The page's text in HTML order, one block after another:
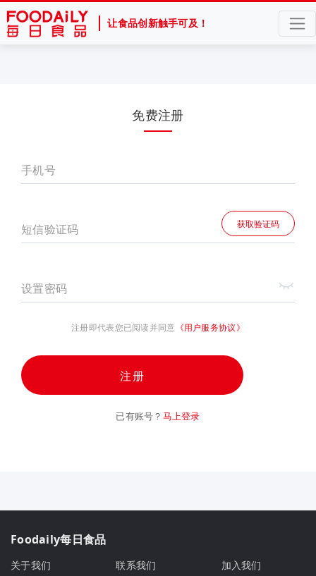
让食品创新触手可及！
免费注册
手机号
短信验证码 获取验证码
设置密码
注册即代表您已阅读并同意 《用户服务协议》
注册
已有账号？ 马上登录
Foodaily每日食品
关于我们 联系我们
加入我们